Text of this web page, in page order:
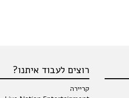
רוצים לעבוד איתנו?
קריירה